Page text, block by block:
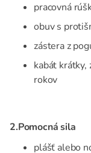
pracovná
obuv s
zástera z
kabát krátky,
rokov
2.Pomocná sila
plášť alebo